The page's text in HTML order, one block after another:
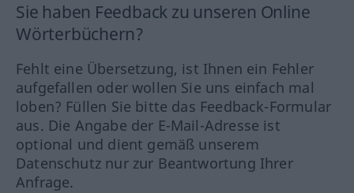
Sie haben Feedback zu unseren Online
Wörterbüchern?
Fehlt eine Übersetzung, ist Ihnen ein Fehler
aufgefallen oder wollen Sie uns einfach mal
loben? Füllen Sie bitte das Feedback-Formular
aus. Die Angabe der E-Mail-Adresse ist
optional und dient gemäß unserem
Datenschutz nur zur Beantwortung Ihrer
Anfrage.